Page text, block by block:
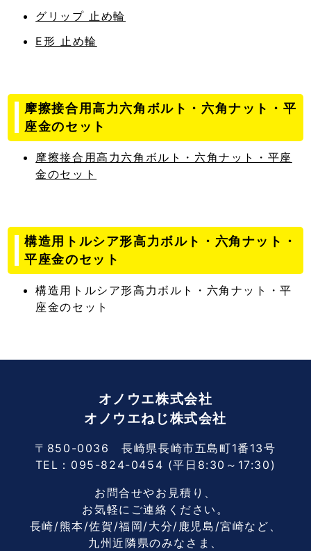
グリップ 止め輪
E形 止め輪
摩擦接合用高力六角ボルト・六角ナット・平
座金のセット
摩擦接合用高力六角ボルト・六角ナット・平座
金のセット
構造用トルシア形高力ボルト・六角ナット・
平座金のセット
構造用トルシア形高力ボルト・六角ナット・平
座金のセット
オノウエ株式会社
オノウエねじ株式会社
〒850-0036 長崎県長崎市五島町1番13号
TEL： 095-824-0454 (平日8:30～17:30)
お問合せやお見積り、
お気軽にご連絡ください。
長崎/熊本/佐賀/福岡/大分/鹿児島/宮崎など、
九州近隣県のみなさま、